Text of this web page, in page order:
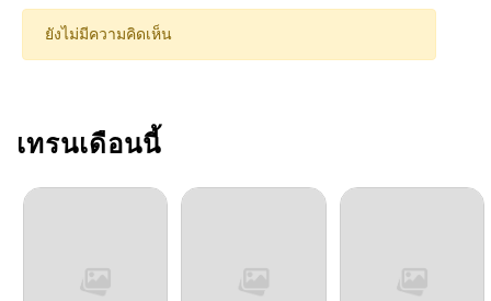
ตอนที่ 89 04/02/2025
ตอนที่ 87
ตอนที่ 86
ยังไม่มีความคิดเห็น
เทรนเดือนนี้